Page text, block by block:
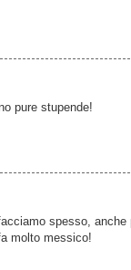
pure stupende!
spesso,
molto messico!